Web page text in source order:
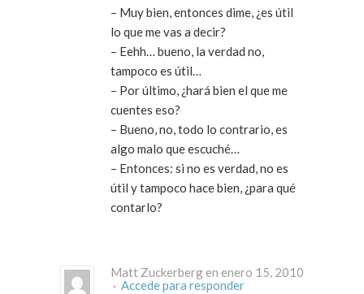
– Muy bien, entonces dime, ¿es útil
lo que me vas a decir?
– Eehh… bueno, la verdad no,
tampoco es útil…
– Por último, ¿hará bien el que me
cuentes eso?
– Bueno, no, todo lo contrario, es
algo malo que escuché…
– Entonces: si no es verdad, no es
útil y tampoco hace bien, ¿para qué
contarlo?
Matt Zuckerberg en enero 15, 2010
· Accede para responder